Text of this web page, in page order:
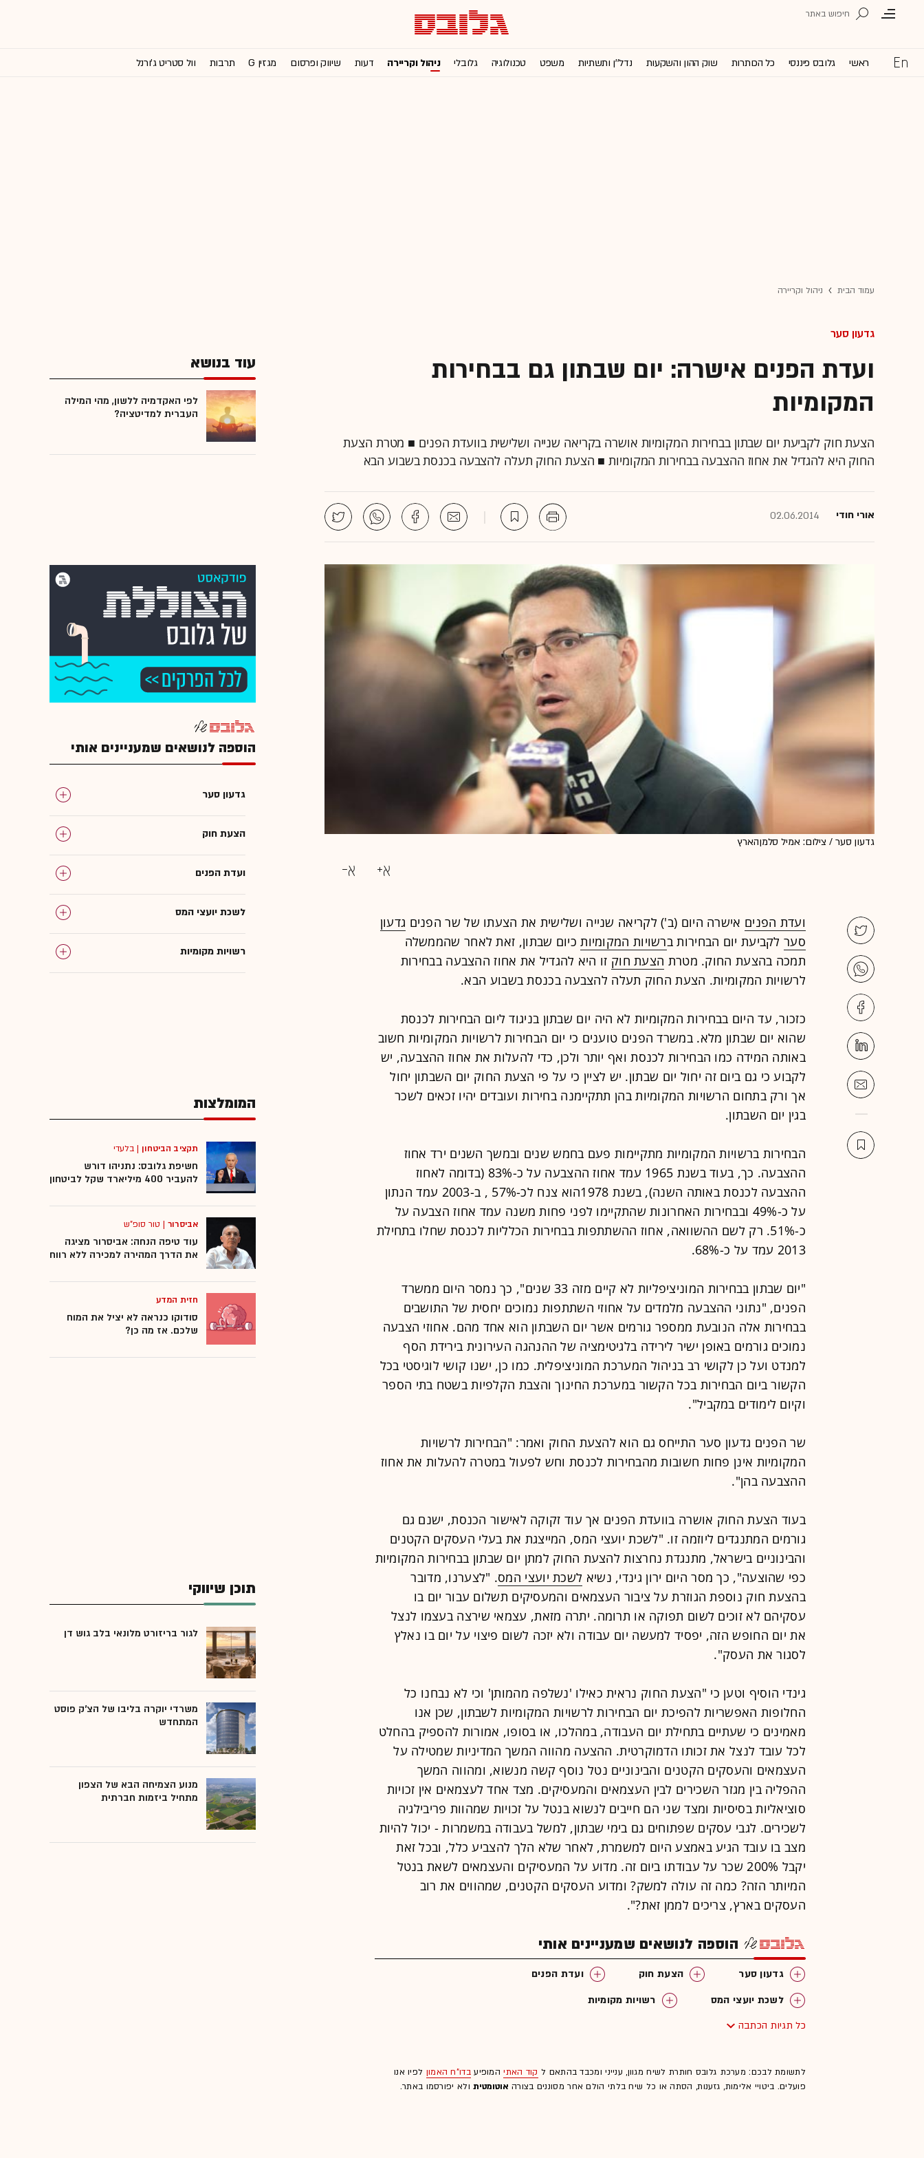
ראשי גלובס פיננסי כל הכותרות שוק ההון והשקעות נדל''ן ותשתיות משפט טכנולוגיה גלובלי ניהול וקריירה דעות שיווק ופרסום מגזין G תרבות וול סטריט ג'ורנל
עמוד הבית ניהול וקריירה
גדעון סער
ועדת הפנים אישרה: יום שבתון גם בבחירות
המקומיות
הצעת חוק לקביעת יום שבתון בבחירות המקומיות אושרה בקריאה שנייה ושלישית בוועדת הפנים ■ מטרת הצעת
החוק היא להגדיל את אחוז ההצבעה בבחירות המקומיות ■ הצעת החוק תעלה להצבעה בכנסת בשבוע הבא
אורי חודי 02.06.2014
גדעון סער / צילום: אמיל סלמןהארץ
ועדת הפנים אישרה היום (ב') לקריאה שנייה ושלישית את הצעתו של שר הפנים גדעון
סער לקביעת יום הבחירות ברשויות המקומיותכיום שבתון, זאת לאחר שהממשלה
תמכה בהצעת החוק. מטרת הצעת חוק זו היא להגדיל את אחוז ההצבעה בבחירות
לרשויות המקומיות. הצעת החוק תעלה להצבעה בכנסת בשבוע הבא.
כזכור, עד היום בבחירות המקומיות לא היה יום שבתון בניגוד ליום הבחירות לכנסת
שהוא יום שבתון מלא. במשרד הפנים טוענים כי יום הבחירות לרשויות המקומיות חשוב
באותה המידה כמו הבחירות לכנסת ואף יותר ולכן, כדי להעלות את אחוז ההצבעה, יש
לקבוע כי גם ביום זה יחול יום שבתון. יש לציין כי על פי הצעת החוק יום השבתון יחול
אך ורק בתחום הרשויות המקומיות בהן תתקיימנה בחירות ועובדים יהיו זכאים לשכר
בגין יום השבתון.
הבחירות ברשויות המקומיות מתקיימות פעם בחמש שנים ובמשך השנים ירד אחוז
ההצבעה. כך, בעוד בשנת 1965 עמד אחוז ההצבעה על כ-83% (בדומה לאחוז
ההצבעה לכנסת באותה השנה), בשנת 1978הוא צנח לכ-57% , ב-2003 עמד הנתון
על כ-49% ובבחירות האחרונות שהתקיימו לפני פחות משנה עמד אחוז הצבעה על
כ-51%. רק לשם ההשוואה, אחוז ההשתתפות בבחירות הכלליות לכנסת שחלו בתחילת
2013 עמד על כ-68%.
"יום שבתון בבחירות המוניציפליות לא קיים מזה 33 שנים", כך נמסר היום ממשרד
הפנים, "נתוני ההצבעה מלמדים על אחוזי השתתפות נמוכים יחסית של התושבים
בבחירות אלה הנובעת ממספר גורמים אשר יום השבתון הוא אחד מהם. אחוזי הצבעה
נמוכים גורמים באופן ישיר לירידה בלגיטימציה של ההנהגה העירונית בירידת הסף
למנדט ועל כן לקושי רב בניהול המערכת המוניציפלית. כמו כן, ישנו קושי לוגיסטי בכל
הקשור ביום הבחירות בכל הקשור במערכת החינוך והצבת הקלפיות בשטח בתי הספר
וקיום לימודים במקביל".
שר הפנים גדעון סער התייחס גם הוא להצעת החוק ואמר: "הבחירות לרשויות
המקומיות אינן פחות חשובות מהבחירות לכנסת וחש לפעול במטרה להעלות את אחוז
ההצבעה בהן".
בעוד הצעת החוק אושרה בוועדת הפנים אך עוד זקוקה לאישור הכנסת, ישנם גם
גורמים המתנגדים ליוזמה זו. "לשכת יועצי המס, המייצגת את בעלי העסקים הקטנים
והבינוניים בישראל, מתנגדת נחרצות להצעת החוק למתן יום שבתון בבחירות המקומיות
כפי שהוצעה", כך מסר היום ירון גינדי, נשיא לשכת יועצי המס. "לצערנו, מדובר
בהצעת חוק נוספת הגוזרת על ציבור העצמאים והמעסיקים תשלום עבור יום בו
עסקיהם לא זוכים לשום תפוקה או תרומה. יתרה מזאת, עצמאי שירצה בעצמו לנצל
את יום החופש הזה, יפסיד למעשה יום עבודה ולא יזכה לשום פיצוי על יום בו נאלץ
לסגור את העסק".
גינדי הוסיף וטען כי "הצעת החוק נראית כאילו 'נשלפה מהמותן' וכי לא נבחנו כל
החלופות האפשריות להפיכת יום הבחירות לרשויות המקומיות לשבתון, שכן אנו
מאמינים כי שעתיים בתחילת יום העבודה, במהלכו, או בסופו, אמורות להספיק בהחלט
לכל עובד לנצל את זכותו הדמוקרטית. ההצעה מהווה המשך המדיניות שמטילה על
העצמאים והעסקים הקטנים והבינוניים נטל נוסף קשה מנשוא, ומהווה המשך
ההפליה בין מגזר השכירים לבין העצמאים והמעסיקים. מצד אחד לעצמאים אין זכויות
סוציאליות בסיסיות ומצד שני הם חייבים לנשוא בנטל על זכויות שמהוות פריבילגיה
לשכירים. לגבי עסקים שפתוחים גם בימי שבתון, למשל בעבודה במשמרות - יכול להיות
מצב בו עובד הגיע באמצע היום למשמרת, לאחר שלא הלך להצביע כלל, ובכל זאת
יקבל 200% שכר על עבודתו ביום זה. מדוע על המעסיקים והעצמאים לשאת בנטל
המיותר הזה? כמה זה עולה למשק? ומדוע העסקים הקטנים, שמהווים את רוב
העסקים בארץ, צריכים לממן זאת?".
הוספה לנושאים שמעניינים אותי
גדעון סער הצעת חוק
ועדת הפנים
לשכת יועצי המס
רשויות מקומיות
כל תגיות הכתבה
לתשומת לבכם: מערכת גלובס חותרת לשיח מגוון, ענייני ומכבד בהתאם ל קוד האתיהמופיעבדו"ח האמון לפיו אנו
פועלים. ביטויי אלימות, גזענות, הסתה או כל שיח בלתי הולם אחר מסוננים בצורה אוטומטיתולא יפורסמו באתר.
עוד בנושא
לפי האקדמיה ללשון, מהי המילה
העברית למדיטציה?
הוספה לנושאים שמעניינים אותי
גדעון סער
הצעת חוק
ועדת הפנים
לשכת יועצי המס
רשויות מקומיות
המומלצות
תקציב הביטחון |בלעדי
חשיפת גלובס: נתניהו דורש
להעביר 400 מיליארד שקל לביטחון
אביסרור| טור סופ"ש
עוד טיפה הנחה: אביסרור מציגה
את הדרך המהירה למכירה ללא רווח
חזית המדע
סודוקו כנראה לא יציל את המוח
שלכם. אז מה כן?
תוכן שיווקי
לגור בריזורט מלונאי בלב גוש דן
משרדי יוקרה בליבו של הצ'ק פוסט
המתחדש
מנוע הצמיחה הבא של הצפון
מתחיל ביזמות חברתית